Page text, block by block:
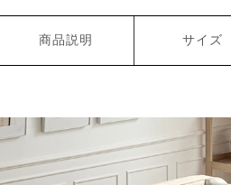
商品説明 サイズ